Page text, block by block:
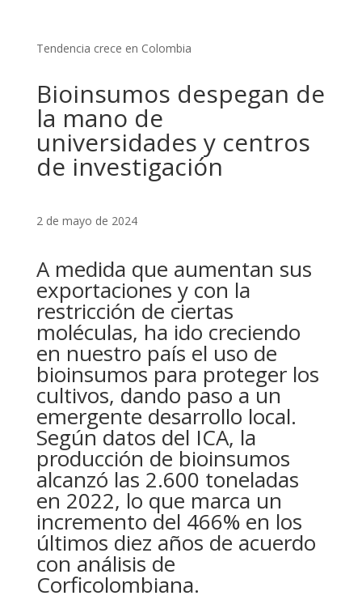
Tendencia crece en Colombia
Bioinsumos despegan de
la mano de
universidades y centros
de investigación
2 de mayo de 2024
A medida que aumentan sus
exportaciones y con la
restricción de ciertas
moléculas, ha ido creciendo
en nuestro país el uso de
bioinsumos para proteger los
cultivos, dando paso a un
emergente desarrollo local.
Según datos del ICA, la
producción de bioinsumos
alcanzó las 2.600 toneladas
en 2022, lo que marca un
incremento del 466% en los
últimos diez años de acuerdo
con análisis de
Corficolombiana.